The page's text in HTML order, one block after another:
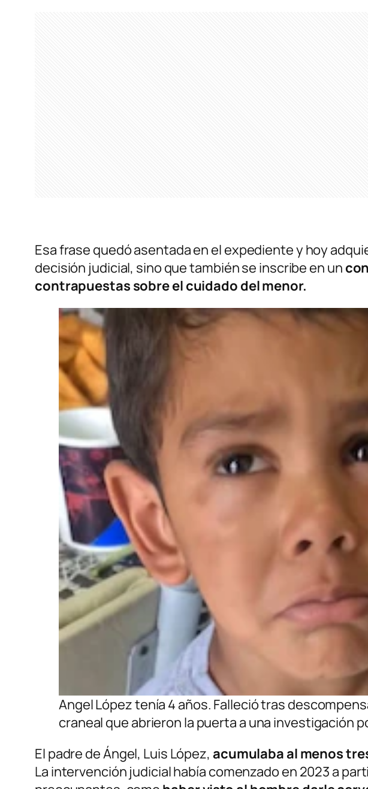
Esa frase quedó asentada en el expediente y hoy
decisión judicial, sino que también se inscribe en un
contrapuestas sobre el cuidado del menor.
Angel López tenía 4 años. Falleció tras
craneal que abrieron la puerta a una investigación
El padre de Ángel, Luis López, acumulaba al menos
La intervención judicial había comenzado en 2023 a